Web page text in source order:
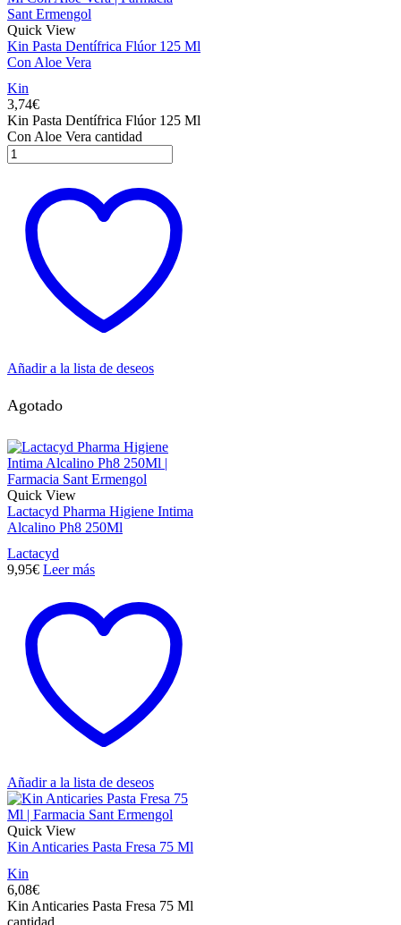
Quick View
Kin Pasta Dentífrica Flúor 125 Ml
Con Aloe Vera
Kin
3,74€
Kin Pasta Dentífrica Flúor 125 Ml
Con Aloe Vera cantidad
Añadir a la lista de deseos
Agotado
Quick View
Lactacyd Pharma Higiene Intima
Alcalino Ph8 250Ml
Lactacyd
9,95€ Leer más
Añadir a la lista de deseos
Quick View
Kin Anticaries Pasta Fresa 75 Ml
Kin
6,08€
Kin Anticaries Pasta Fresa 75 Ml
cantidad